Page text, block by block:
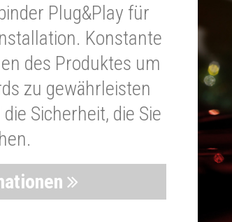
Plug&Play für
Konstante
des Produktes um
zu gewährleisten
Sicherheit, die Sie